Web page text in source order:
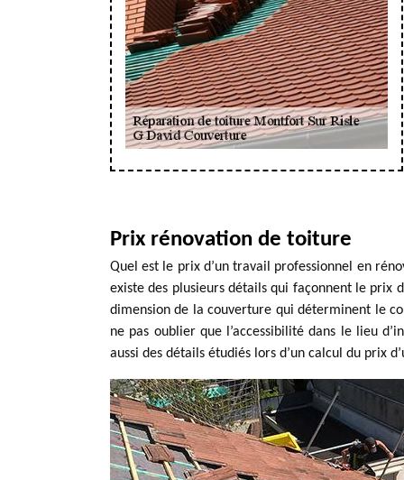
Prix rénovation de toiture
Quel est le prix d’un travail professionnel en
existe des plusieurs détails qui façonnent le prix
dimension de la couverture qui déterminent le
ne pas oublier que l’accessibilité dans le lieu
aussi des détails étudiés lors d’un calcul du prix